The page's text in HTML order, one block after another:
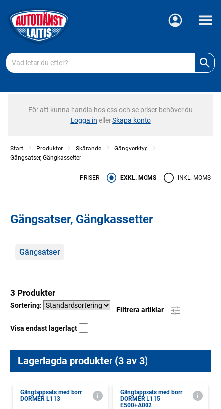
Meny
För att kunna handla hos oss och se priser behöver du
Logga in ellerSkapa konto
Start Produkter Skärande
Gängverktyg
Gängsatser, Gängkassetter
PRISER EXKL. MOMS INKL. MOMS
Gängsatser, Gängkassetter
Kategorier
Gängsatser
3 Produkter
Sortering:
Filtrera artiklar
Visa endast lagerlagt
Lagerlagda produkter (3 av 3)
Gängtappsats med borr
DORMER L113
Gängtappsats med borr
DORMER L115
E500+A002